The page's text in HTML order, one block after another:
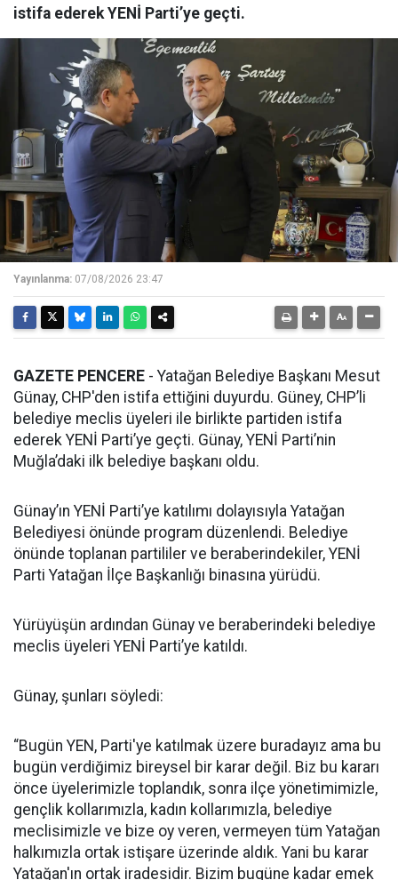
istifa ederek YENİ Parti’ye geçti.
Yayınlanma: 07/08/2026 23:47
GAZETE PENCERE - Yatağan Belediye Başkanı Mesut
Günay, CHP'den istifa ettiğini duyurdu. Güney, CHP’li
belediye meclis üyeleri ile birlikte partiden istifa
ederek YENİ Parti’ye geçti. Günay, YENİ Parti’nin
Muğla’daki ilk belediye başkanı oldu.
Günay’ın YENİ Parti’ye katılımı dolayısıyla Yatağan
Belediyesi önünde program düzenlendi. Belediye
önünde toplanan partililer ve beraberindekiler, YENİ
Parti Yatağan İlçe Başkanlığı binasına yürüdü.
Yürüyüşün ardından Günay ve beraberindeki belediye
meclis üyeleri YENİ Parti’ye katıldı.
Günay, şunları söyledi:
“Bugün YEN, Parti'ye katılmak üzere buradayız ama bu
bugün verdiğimiz bireysel bir karar değil. Biz bu kararı
önce üyelerimizle toplandık, sonra ilçe yönetimimizle,
gençlik kollarımızla, kadın kollarımızla, belediye
meclisimizle ve bize oy veren, vermeyen tüm Yatağan
halkımızla ortak istişare üzerinde aldık. Yani bu karar
Yatağan'ın ortak iradesidir. Bizim bugüne kadar emek